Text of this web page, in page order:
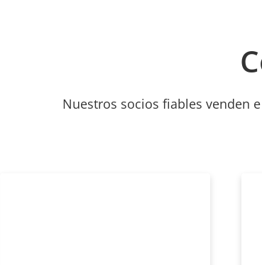
Nuestros socios fiables venden